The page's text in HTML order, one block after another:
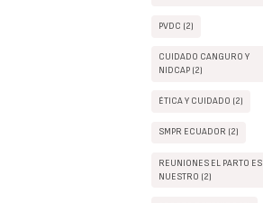
PVDC (2)
CUIDADO CANGURO Y
NIDCAP (2)
ÉTICA Y CUIDADO (2)
SMPR ECUADOR (2)
REUNIONES EL PARTO ES
NUESTRO (2)